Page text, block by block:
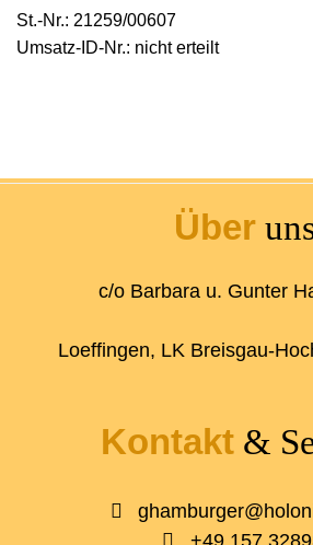
St.-Nr.: 21259/00607
Umsatz-ID-Nr.: nicht erteilt
Über
c/o Barbara u. Gunter
Loeffingen, LK Breisgau-
Kontakt &
+49 157